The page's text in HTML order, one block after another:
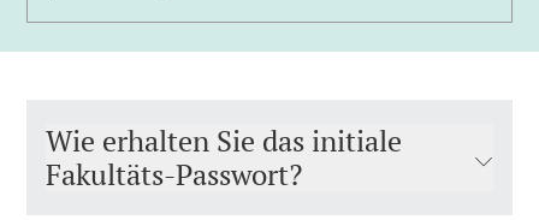
Wie erhalten Sie das initiale
Fakultäts-Passwort?